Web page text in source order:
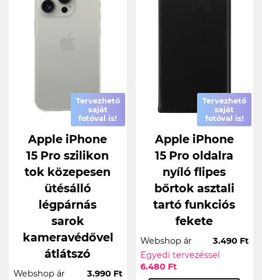
Tervezhető
saját
fotóval is!
Apple iPhone
15 Pro szilikon
tok közepesen
ütésálló
légpárnás
sarok
kameravédővel
átlátszó
Webshop ár
3.990 Ft
Tervezhető
saját
fotóval is!
Apple iPhone
15 Pro oldalra
nyíló flipes
bőrtok asztali
tartó funkciós
fekete
Webshop ár
3.490 Ft
Egyedi tervezéssel
6.480 Ft